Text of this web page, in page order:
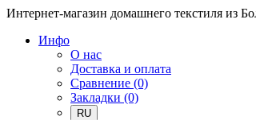
Интернет-магазин домашнего текстиля из
Инфо
О нас
Доставка и оплата
Сравнение (0)
Закладки (0)
RU